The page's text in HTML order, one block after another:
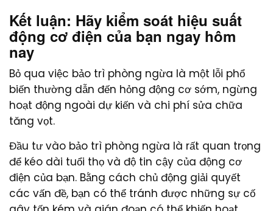
Kết luận: Hãy kiểm soát hiệu suất
động cơ điện của bạn ngay hôm
nay
Bỏ qua việc bảo trì phòng ngừa là một lỗi phổ
biến thường dẫn đến hỏng động cơ sớm, ngừng
hoạt động ngoài dự kiến ​​và chi phí sửa chữa
tăng vọt.
Đầu tư vào bảo trì phòng ngừa là rất quan trọng
để kéo dài tuổi thọ và độ tin cậy của động cơ
điện của bạn. Bằng cách chủ động giải quyết
các vấn đề, bạn có thể tránh được những sự cố